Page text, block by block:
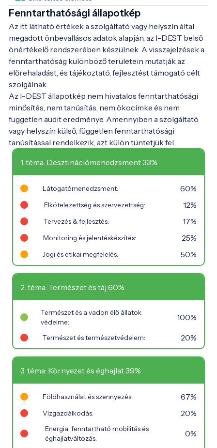
Fenntarthatósági állapotkép
Az itt látható értékek a szolgáltató vagy helyszín által
megadott önbevallásos adatok alapján, az I-DEST belső
önértékelő rendszerében készülnek. A visszajelzések a
fenntarthatóság különböző területein mutatják az
előrehaladást, és tájékoztató, fejlesztést támogató célt
szolgálnak.
Az I-DEST állapotkép nem hivatalos fenntarthatósági
minősítés, nem tanúsítás, nem ökocímke és nem
független audit eredménye. Amennyiben a szolgáltató
vagy helyszín külső, független fenntarthatósági
tanúsítással rendelkezik, azt külön tüntetjük fel.
1. téma: Desztinációmenedzsment 33%
Látogatómenedzsment: 60%
Elkötelezettség és szervezettség: 12%
Tervezés & fejlesztés: 17%
Monitoring és jelentéskészítés: 25%
Jogi és etikai megfelelés: 50%
2. téma: Természet és táj 60%
Természet és a vadon élő állatok
védelme:
100%
Természet és természetvédelem: 20%
3. téma: Környezet és éghajlat 39%
Földhasználat és szennyezés: 67%
Vízgazdálkodás: 20%
Energia, fenntartható mobilitás és
éghajlatváltozás:
0%